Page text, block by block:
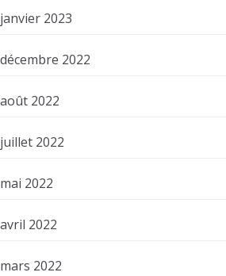
janvier 2023
décembre 2022
août 2022
juillet 2022
mai 2022
avril 2022
mars 2022